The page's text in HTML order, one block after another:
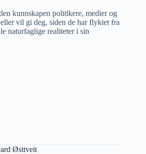
kunnskapen politikere, medier og
vil gi deg, siden de har flyktet fra
naturfaglige realiteter i sin
Østtveit